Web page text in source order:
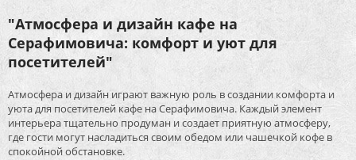
"Атмосфера и дизайн кафе на
Серафимовича: комфорт и уют для
посетителей"
Атмосфера и дизайн играют важную роль в создании комфорта и
уюта для посетителей кафе на Серафимовича. Каждый элемент
интерьера тщательно продуман и создает приятную атмосферу,
где гости могут насладиться своим обедом или чашечкой кофе в
спокойной обстановке.